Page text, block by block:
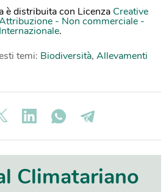
è distribuita con Licenza Creative
- Non commerciale -
.
temi: Biodiversità, Allevamenti
Climatariano